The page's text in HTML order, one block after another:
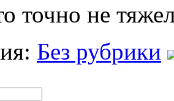
точно не
Без рубрики